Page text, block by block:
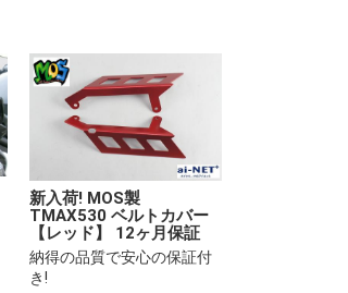
新入荷! MOS製
TMAX530 ベルトカバー
【レッド】 12ヶ月保証
納得の品質で安心の保証付
き!